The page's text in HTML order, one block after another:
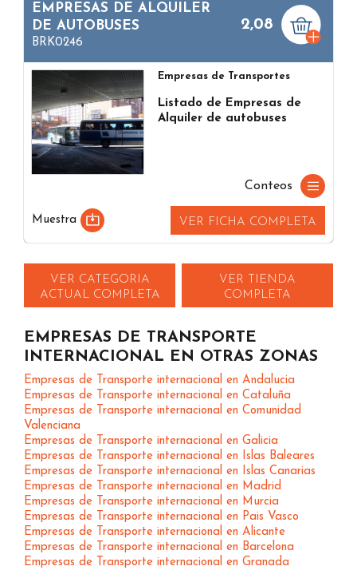
EMPRESAS DE ALQUILER
DE AUTOBUSES
BRK0246
2,08
Empresas de Transportes
Listado de Empresas de
Alquiler de autobuses
Conteos
Muestra VER FICHA COMPLETA
VER CATEGORIA
ACTUAL COMPLETA
VER TIENDA
COMPLETA
EMPRESAS DE TRANSPORTE
INTERNACIONAL EN OTRAS ZONAS
Empresas de Transporte internacional en Andalucia
Empresas de Transporte internacional en Cataluña
Empresas de Transporte internacional en Comunidad
Valenciana
Empresas de Transporte internacional en Galicia
Empresas de Transporte internacional en Islas Baleares
Empresas de Transporte internacional en Islas Canarias
Empresas de Transporte internacional en Madrid
Empresas de Transporte internacional en Murcia
Empresas de Transporte internacional en Pais Vasco
Empresas de Transporte internacional en Alicante
Empresas de Transporte internacional en Barcelona
Empresas de Transporte internacional en Granada